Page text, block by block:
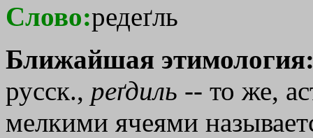
Слово:редеґль
Ближайшая
русск., реґдиль -- то же,
мелкими ячеями